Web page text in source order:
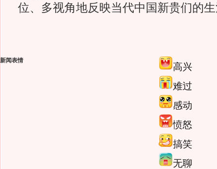
位、多视角地反映当代中国新贵们的
新闻表情
高兴
难过
感动
愤怒
搞笑
无聊